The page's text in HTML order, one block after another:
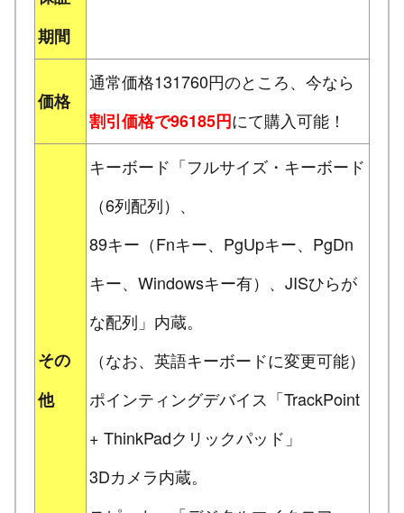
期間
価格
通常価格131760円のところ、今なら
割引価格で96185円にて購入可能！
その
他
キーボード「フルサイズ・キーボード
（6列配列）、
89キー（Fnキー、PgUpキー、PgDn
キー、Windowsキー有）、JISひらが
な配列」内蔵。
（なお、英語キーボードに変更可能）
ポインティングデバイス「TrackPoint
+ ThinkPadクリックパッド」
3Dカメラ内蔵。